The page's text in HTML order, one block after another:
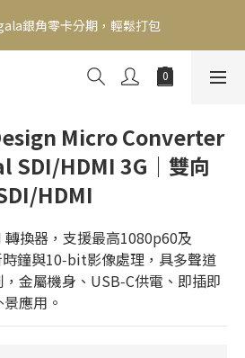
饋2000，刷卡最高12期零利率，馬上了
解👉
銀角零卡分期，輕鬆打包
饋2000，刷卡最高12期零利率，馬上了
Micro Converter
SDI/HDMI 3G｜雙向
HDMI
換器，支援最高1080p60及
鐘與10‑bit影像處理，具多聲道
金屬機身、USB‑C供電、即插即
應用。